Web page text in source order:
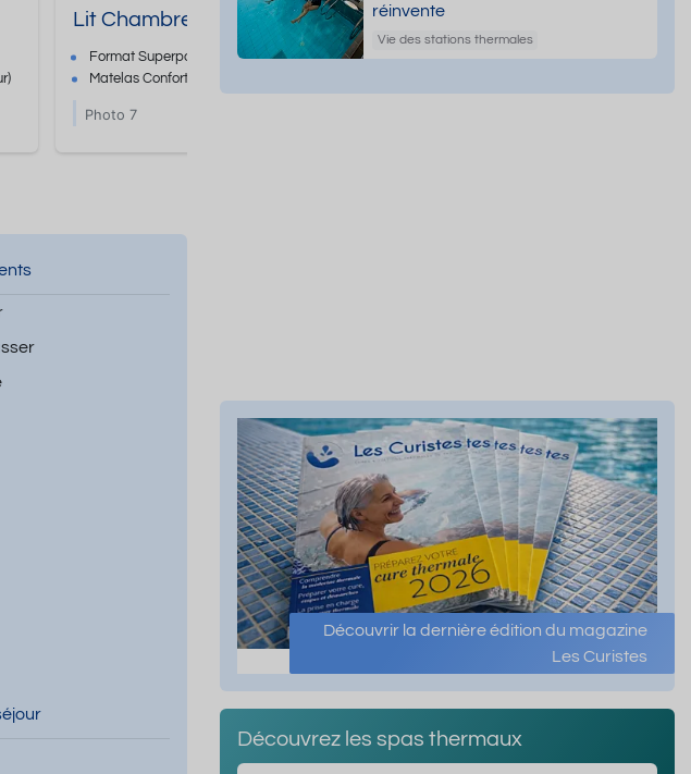
Lit Chambre n°2
FormatSuperposé
Matelas Confort / Premium
Photo 7
réinvente
Vie des stations thermales
Découvrir la dernière édition du magazine
Les Curistes
Découvrez les spas thermaux